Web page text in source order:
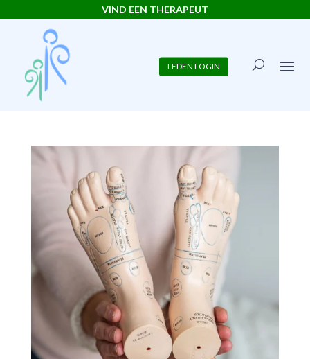
VIND EEN THERAPEUT
LEDEN LOGIN